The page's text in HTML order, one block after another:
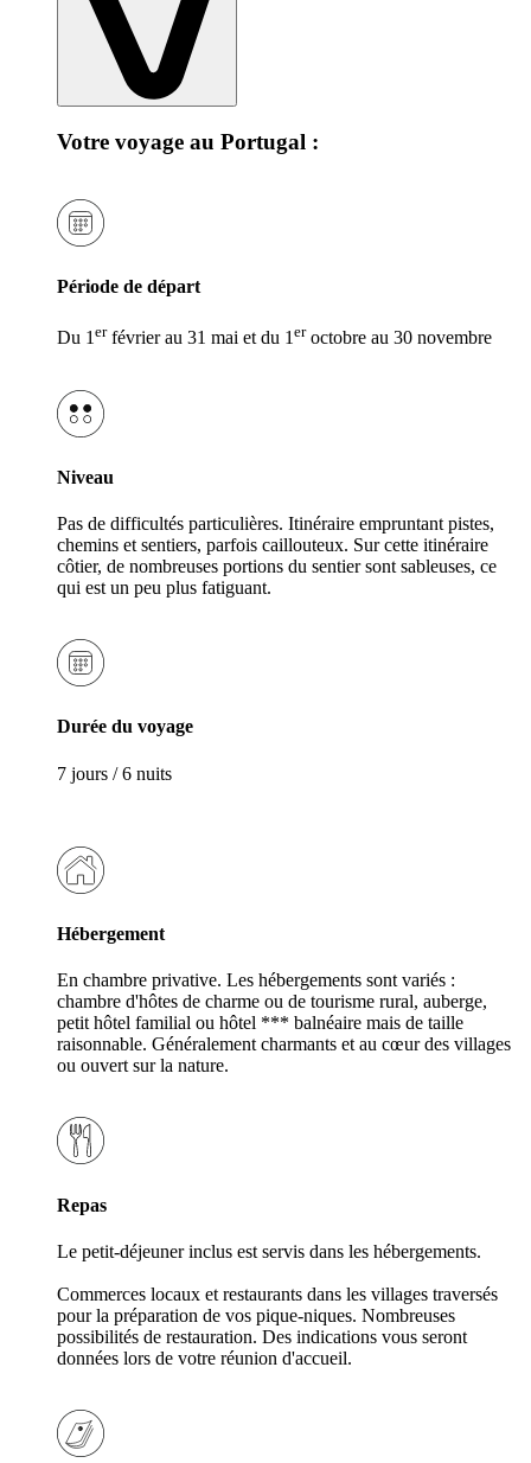
Votre voyage au Portugal :
Période de départ
Du 1erfévrier au 31 mai et du 1eroctobre au 30 novembre
Niveau
Pas de difficultés particulières. Itinéraire empruntant pistes,
chemins et sentiers, parfois caillouteux. Sur cette itinéraire
côtier, de nombreuses portions du sentier sont sableuses, ce
qui est un peu plus fatiguant.
Durée du voyage
7 jours / 6 nuits
Hébergement
En chambre privative. Les hébergements sont variés :
chambre d'hôtes de charme ou de tourisme rural, auberge,
petit hôtel familial ou hôtel *** balnéaire mais de taille
raisonnable. Généralement charmants et au cœur des villages
ou ouvert sur la nature.
Repas
Le petit-déjeuner inclus est servis dans les hébergements.
Commerces locaux et restaurants dans les villages traversés
pour la préparation de vos pique-niques. Nombreuses
possibilités de restauration. Des indications vous seront
données lors de votre réunion d'accueil.